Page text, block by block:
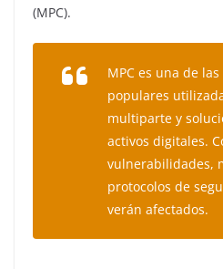
(MPC).
MPC es una de
populares
multiparte y
activos digitales.
vulnerabilidades,
protocolos de
verán afectados.